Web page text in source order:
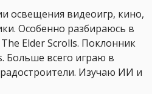
освещения видеоигр, кино,
Особенно разбираюсь в
Elder Scrolls. Поклонник
Больше всего играю в
Изучаю ИИ и